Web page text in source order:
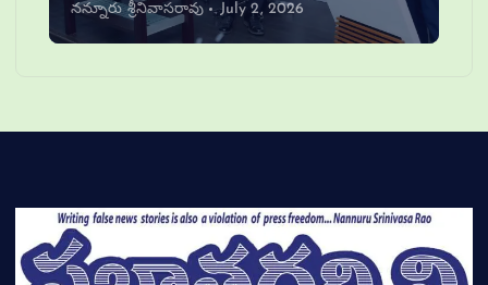
నన్నూరు శ్రీనివాసరావు July 2, 2026